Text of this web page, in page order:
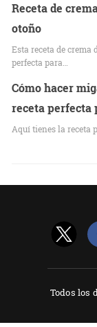
Receta de
otoño
Esta receta de crema
perfecta para…
Cómo hacer
receta perfecta
Aquí tienes la receta
Todos los